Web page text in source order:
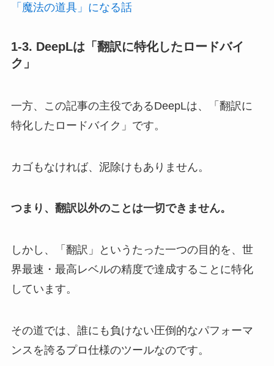
「魔法の道具」になる話
1-3. DeepLは「翻訳に特化したロードバイ
ク」
一方、この記事の主役であるDeepLは、「翻訳に
特化したロードバイク」です。
カゴもなければ、泥除けもありません。
つまり、翻訳以外のことは一切できません。
しかし、「翻訳」というたった一つの目的を、世
界最速・最高レベルの精度で達成することに特化
しています。
その道では、誰にも負けない圧倒的なパフォーマ
ンスを誇るプロ仕様のツールなのです。